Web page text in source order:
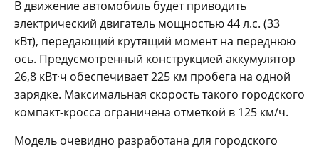
В движение автомобиль будет приводить
электрический двигатель мощностью 44 л.с. (33
кВт), передающий крутящий момент на переднюю
ось. Предусмотренный конструкцией аккумулятор
26,8 кВт·ч обеспечивает 225 км пробега на одной
зарядке. Максимальная скорость такого городского
компакт-кросса ограничена отметкой в 125 км/ч.
Модель очевидно разработана для городского